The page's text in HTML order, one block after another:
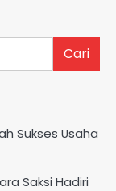
Cari
Sukses Usaha
Saksi Hadiri